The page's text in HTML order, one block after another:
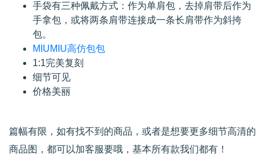
手袋有三种佩戴方式：作为单肩包，去掉肩带后作为
手拿包，或将两条肩带连接成一条长肩带作为斜挎
包。
MIUMIU高仿包包
1:1完美复刻
细节可见
价格美丽
篇幅有限，如有找不到的商品，或者是想要更多细节高清的
商品图，都可以加客服要哦，基本所有款我们都有！